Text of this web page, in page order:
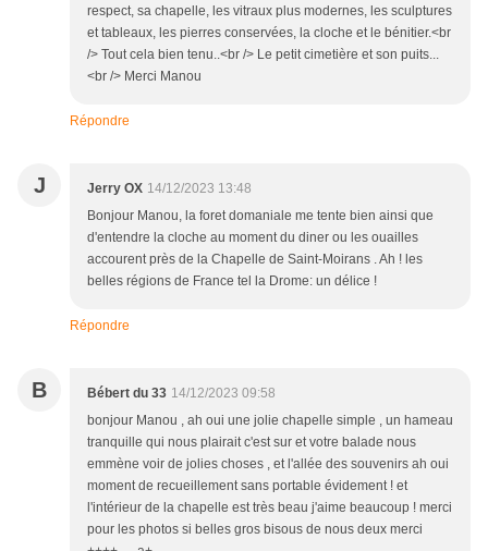
respect, sa chapelle, les vitraux plus modernes, les sculptures
et tableaux, les pierres conservées, la cloche et le bénitier.<br
/> Tout cela bien tenu..<br /> Le petit cimetière et son puits...
<br /> Merci Manou
Répondre
J Jerry OX 14/12/2023 13:48
Bonjour Manou, la foret domaniale me tente bien ainsi que
d'entendre la cloche au moment du diner ou les ouailles
accourent près de la Chapelle de Saint-Moirans . Ah ! les
belles régions de France tel la Drome: un délice !
Répondre
B Bébert du 33 14/12/2023 09:58
bonjour Manou , ah oui une jolie chapelle simple , un hameau
tranquille qui nous plairait c'est sur et votre balade nous
emmène voir de jolies choses , et l'allée des souvenirs ah oui
moment de recueillement sans portable évidement ! et
l'intérieur de la chapelle est très beau j'aime beaucoup ! merci
pour les photos si belles gros bisous de nous deux merci